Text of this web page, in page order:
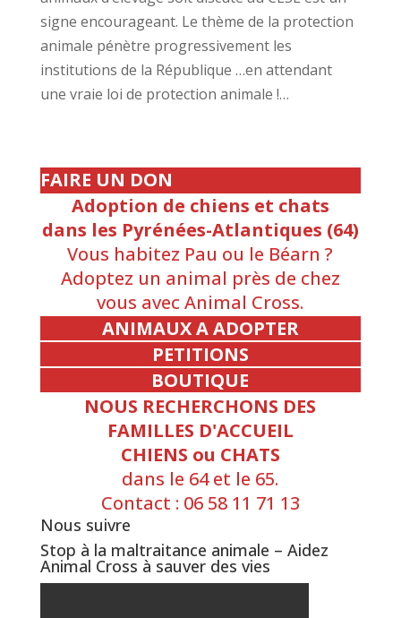
signe encourageant. Le thème de la protection
animale pénètre progressivement les
institutions de la République …en attendant
une vraie loi de protection animale !…
FAIRE UN DON
Adoption de chiens et chats
dans les Pyrénées-Atlantiques (64)
Vous habitez Pau ou le Béarn ?
Adoptez un animal près de chez
vous avec Animal Cross.
ANIMAUX A ADOPTER
PETITIONS
BOUTIQUE
NOUS RECHERCHONS DES
FAMILLES D'ACCUEIL
CHIENS ou CHATS
dans le 64 et le 65.
Contact : 06 58 11 71 13
Nous suivre
Stop à la maltraitance animale – Aidez
Animal Cross à sauver des vies